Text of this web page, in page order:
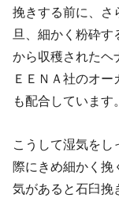
挽きする前に、さ
旦、細かく粉砕す
から収穫されたヘ
ＥＥＮＡ社のオ
も配合しています。
こうして湿気を
際にきめ細かく挽
気があると石臼挽